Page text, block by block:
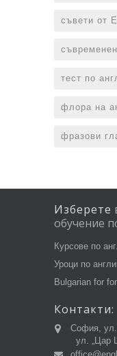
съвети от
тест по
флора на
фразови
Изберете
обучение
Курсове по
Уроци по
Bulgarian for
Контакти:
София,
ул. „Цар